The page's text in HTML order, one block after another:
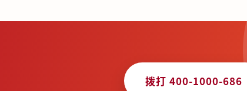
拨打 400-1000-686